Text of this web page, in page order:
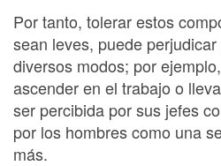
Por tanto, tolerar estos
sean leves, puede
diversos modos; por
ascender en el trabajo o
ser percibida por sus jefes
por los hombres como una
más.